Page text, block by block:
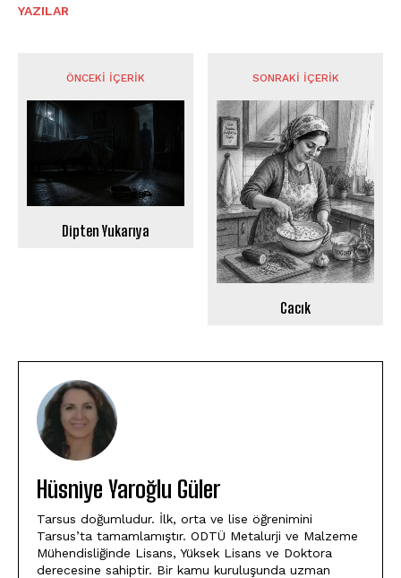
YAZILAR
ÖNCEKI İÇERIK
Dipten Yukarıya
SONRAKI İÇERIK
Cacık
Hüsniye Yaroğlu Güler
Tarsus doğumludur. İlk, orta ve lise öğrenimini
Tarsus’ta tamamlamıştır. ODTÜ Metalurji ve Malzeme
Mühendisliğinde Lisans, Yüksek Lisans ve Doktora
derecesine sahiptir. Bir kamu kuruluşunda uzman